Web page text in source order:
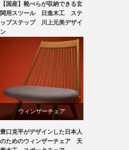
スツール
国産
椅子
【国産】靴べらが収納できる玄
関用スツール 日進木工 ステ
ップステップ 川上元美デザイ
ン
ウィンザーチェア
デザイナーズ
豊口克平がデザインした日本人
のためのウィンザーチェア 天